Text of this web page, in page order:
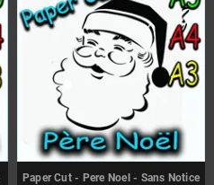
Paper Cut - Pere Noel - Sans Notice